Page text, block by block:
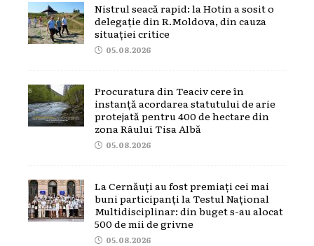
Nistrul seacă rapid: la Hotin a sosit o
delegație din R.Moldova, din cauza
situației critice
05.08.2026
Procuratura din Teaciv cere în
instanță acordarea statutului de arie
protejată pentru 400 de hectare din
zona Râului Tisa Albă
05.08.2026
La Cernăuți au fost premiați cei mai
buni participanți la Testul Național
Multidisciplinar: din buget s-au alocat
500 de mii de grivne
05.08.2026